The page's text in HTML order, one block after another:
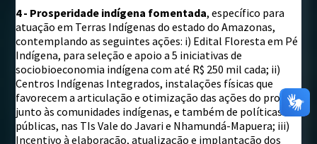
4 - Prosperidade indígena fomentada, específico para
atuação em Terras Indígenas do estado do Amazonas,
contemplando as seguintes ações: i) Edital Floresta em Pé
Indígena, para seleção e apoio a 5 iniciativas de
sociobioeconomia indígena com até R$ 250 mil cada; ii)
Centros Indígenas Integrados, instalações físicas que
favorecem a articulação e otimização das ações do projeto
junto às comunidades indígenas, e também de políticas
públicas, nas TIs Vale do Javari e Nhamundá-Mapuera; iii)
Incentivo à elaboração, atualização e implantação dos